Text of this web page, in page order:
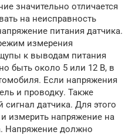
значительно отличается
на неисправность
питания датчика.
измерения
к выводам питания
быть около 5 или 12 В, в
Если напряжения
и проводку. Также
датчика. Для этого
и измерить напряжение на
Напряжение должно